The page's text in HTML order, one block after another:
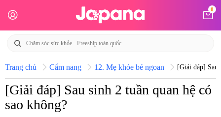
0
Trang chủ Cẩm nang 12. Mẹ khỏe bé ngoan [Giải đáp] Sau
[Giải đáp] Sau sinh 2 tuần quan hệ có
sao không?